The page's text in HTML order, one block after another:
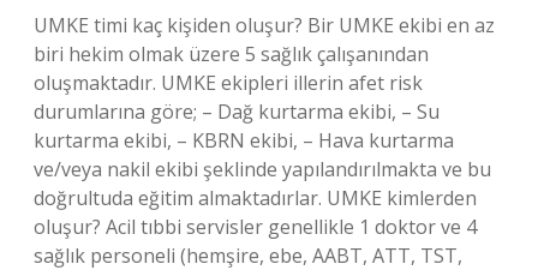
UMKE timi kaç kişiden oluşur? Bir UMKE ekibi en az
biri hekim olmak üzere 5 sağlık çalışanından
oluşmaktadır. UMKE ekipleri illerin afet risk
durumlarına göre; – Dağ kurtarma ekibi, – Su
kurtarma ekibi, – KBRN ekibi, – Hava kurtarma
ve/veya nakil ekibi şeklinde yapılandırılmakta ve bu
doğrultuda eğitim almaktadırlar. UMKE kimlerden
oluşur? Acil tıbbi servisler genellikle 1 doktor ve 4
sağlık personeli (hemşire, ebe, AABT, ATT, TST,